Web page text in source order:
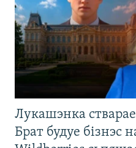
Лукашэнка
Брат будуе бізнэс